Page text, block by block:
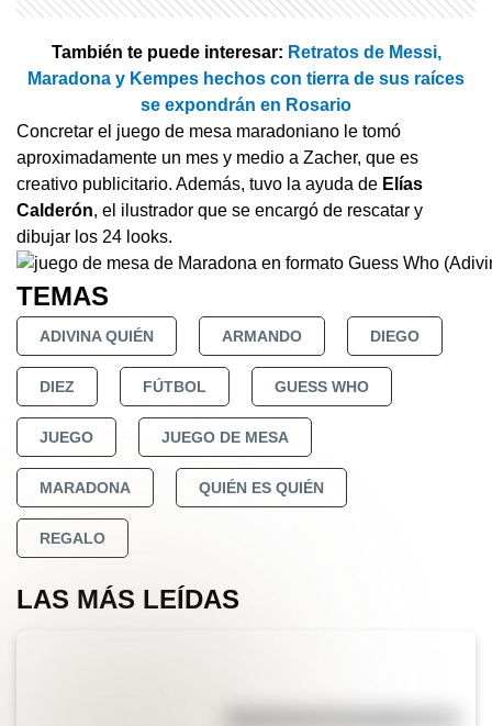
También te puede interesar: Retratos de Messi,
Maradona y Kempes hechos con tierra de sus raíces
se expondrán en Rosario
Concretar el juego de mesa maradoniano le tomó
aproximadamente un mes y medio a Zacher, que es
creativo publicitario. Además, tuvo la ayuda de Elías
Calderón, el ilustrador que se encargó de rescatar y
dibujar los 24 looks.
TEMAS
ADIVINA QUIÉN ARMANDO DIEGO
DIEZ FÚTBOL GUESS WHO
JUEGO JUEGO DE MESA
MARADONA QUIÉN ES QUIÉN
REGALO
LAS MÁS LEÍDAS